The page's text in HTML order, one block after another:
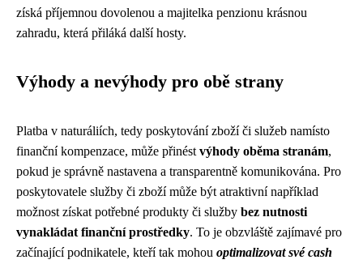
získá příjemnou dovolenou a majitelka penzionu krásnou
zahradu, která přiláká další hosty.
Výhody a nevýhody pro obě strany
Platba v naturáliích, tedy poskytování zboží či služeb namísto
finanční kompenzace, může přinést výhody oběma stranám,
pokud je správně nastavena a transparentně komunikována. Pro
poskytovatele služby či zboží může být atraktivní například
možnost získat potřebné produkty či služby bez nutnosti
vynakládat finanční prostředky. To je obzvláště zajímavé pro
začínající podnikatele, kteří tak mohou optimalizovat své cash